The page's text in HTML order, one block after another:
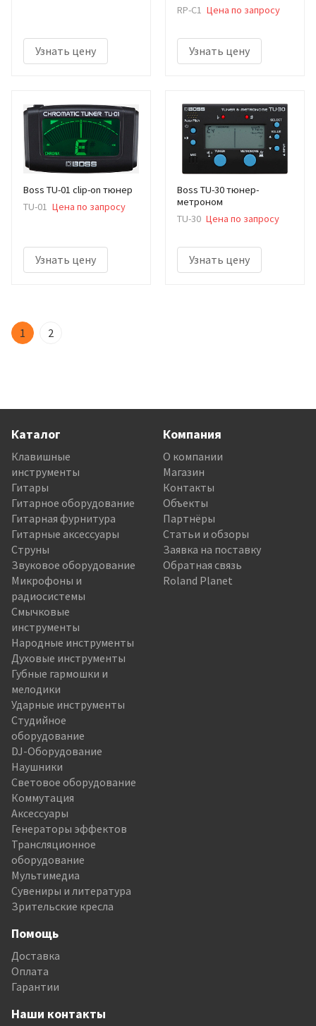
Узнать цену
RP-C1 Цена по запросу
Узнать цену
Boss TU-01 clip-on тюнер
TU-01 Цена по запросу
Узнать цену
Boss TU-30 тюнер-
метроном
TU-30 Цена по запросу
Узнать цену
1 2
Каталог
Клавишные
инструменты
Гитары
Гитарное оборудование
Гитарная фурнитура
Гитарные аксессуары
Струны
Звуковое оборудование
Микрофоны и
радиосистемы
Смычковые
инструменты
Народные инструменты
Духовые инструменты
Губные гармошки и
мелодики
Ударные инструменты
Студийное
оборудование
DJ-Оборудование
Наушники
Световое оборудование
Коммутация
Аксессуары
Генераторы эффектов
Трансляционное
оборудование
Мультимедиа
Сувениры и литература
Зрительские кресла
Компания
О компании
Магазин
Контакты
Объекты
Партнёры
Статьи и обзоры
Заявка на поставку
Обратная связь
Roland Planet
Помощь
Доставка
Оплата
Гарантии
Наши контакты